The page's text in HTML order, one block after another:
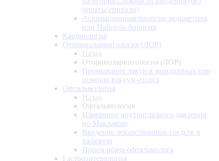
оплаты спирали)
Аспирационная биопсия эндометрия,
или Пайпель-биопсия
Кардиология
Оториноларингология (ЛОР)
Назад
Оториноларингология (ЛОР)
Промывание лакун в миндалинах при
помощи вакуум-отсоса
Офтальмология
Назад
Офтальмология
Измерение внутриглазного давления
по Маклакову
Введение лекарственных средств в
халязион
Прием врача-офтальмолога
Гастроэнтерология